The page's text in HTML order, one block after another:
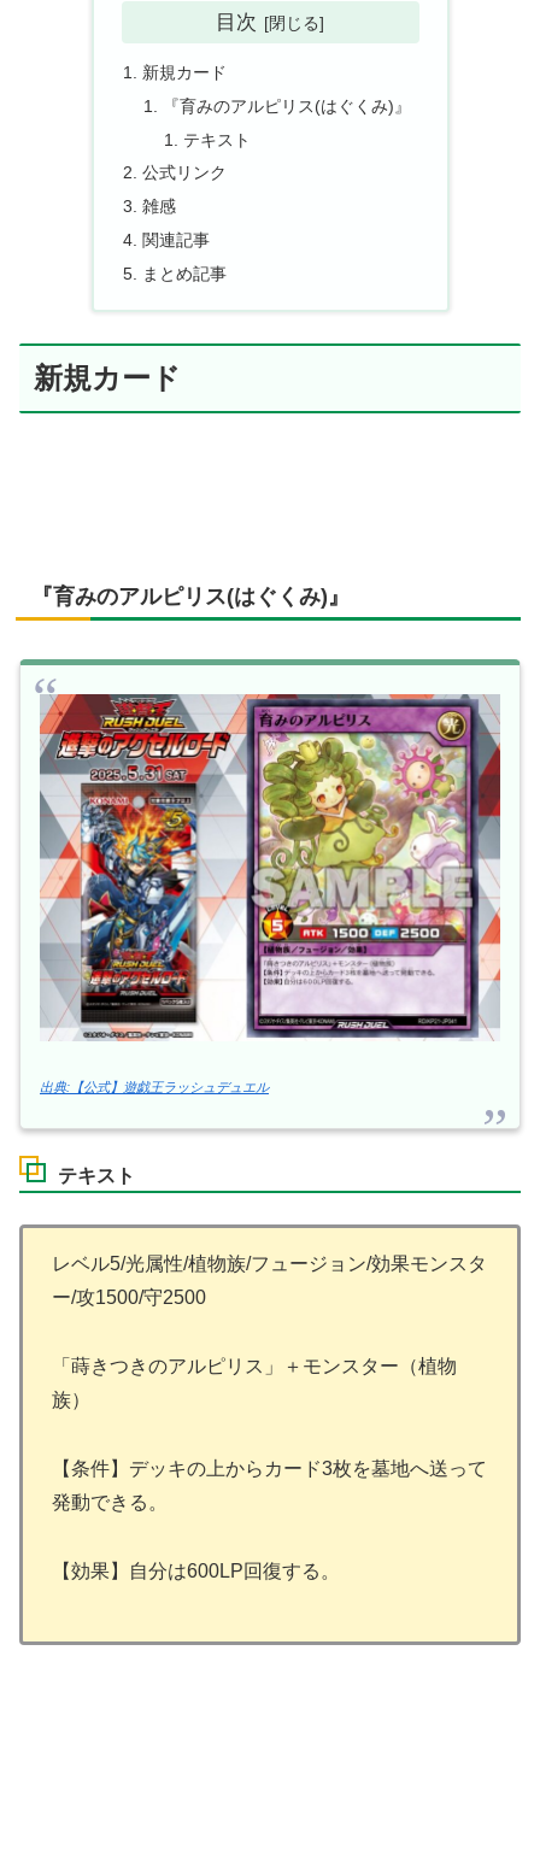
目次
新規カード
『育みのアルピリス(はぐくみ)』
テキスト
公式リンク
雑感
関連記事
まとめ記事
新規カード
『育みのアルピリス(はぐくみ)』
出典:【公式】遊戯王ラッシュデュエル
テキスト
レベル5/光属性/植物族/フュージョン/効果モンスタ
ー/攻1500/守2500
「蒔きつきのアルピリス」＋モンスター（植物
族）
【条件】デッキの上からカード3枚を墓地へ送って
発動できる。
【効果】自分は600LP回復する。